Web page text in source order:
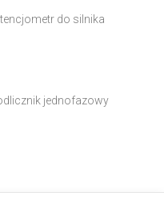
do silnika
jednofazowy